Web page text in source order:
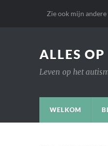
Zie ook mijn
ALLES OP
Leven op het
WELKOM